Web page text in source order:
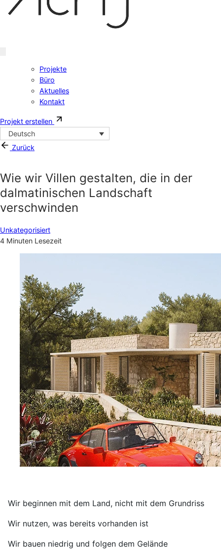
Projekte
Büro
Aktuelles
Kontakt
Projekt erstellen
Deutsch
Zurück
Wie wir Villen gestalten, die in der
dalmatinischen Landschaft
verschwinden
Unkategorisiert
4 Minuten Lesezeit
Wir beginnen mit dem Land, nicht mit dem Grundriss
Wir nutzen, was bereits vorhanden ist
Wir bauen niedrig und folgen dem Gelände